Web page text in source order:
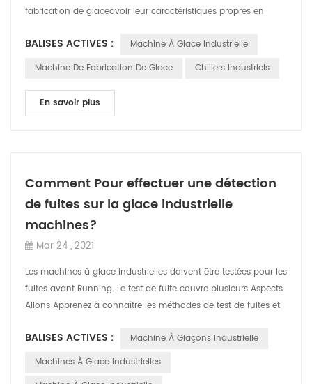
fabrication de glaceavoir leur caractéristiques propres en
BALISES ACTIVES :
Machine À Glace Industrielle
Machine De Fabrication De Glace
Chillers Industriels
En savoir plus
Comment Pour effectuer une détection
de fuites sur la glace industrielle
machines?
Mar 24 , 2021
Les machines à glace industrielles doivent être testées pour les
fuites avant Running. Le test de fuite couvre plusieurs Aspects.
Allons Apprenez à connaître les méthodes de test de fuites et
BALISES ACTIVES :
Machine À Glaçons Industrielle
Machines À Glace Industrielles